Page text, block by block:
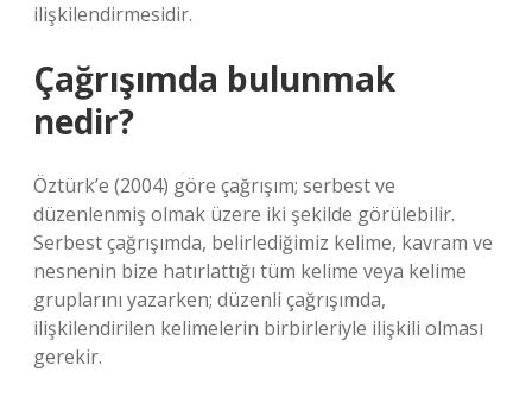
ilişkilendirmesidir.
Çağrışımda bulunmak
nedir?
Öztürk’e (2004) göre çağrışım; serbest ve
düzenlenmiş olmak üzere iki şekilde görülebilir.
Serbest çağrışımda, belirlediğimiz kelime, kavram ve
nesnenin bize hatırlattığı tüm kelime veya kelime
gruplarını yazarken; düzenli çağrışımda,
ilişkilendirilen kelimelerin birbirleriyle ilişkili olması
gerekir.